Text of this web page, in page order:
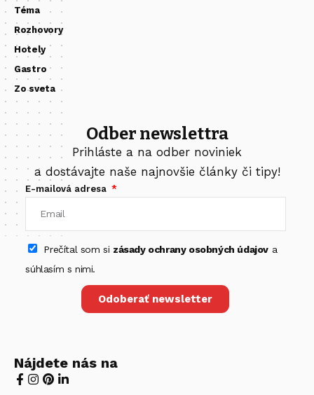
Téma
Rozhovory
Hotely
Gastro
Zo sveta
Odber newslettra
Prihláste a na odber noviniek
a dostávajte naše najnovšie články či tipy!
E-mailová adresa
Prečítal som si zásady ochrany osobných údajova
súhlasím s nimi.
Odoberať newsletter
Nájdete nás na